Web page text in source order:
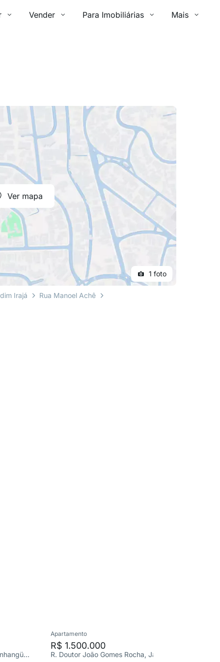
Vender Para Imobiliárias Mais
Ver mapa
1 foto
Irajá
Rua Manoel Achê
R. Stéfano Baruffi, Jardim Anhangüera
Apartamento
R$ 1.500.000